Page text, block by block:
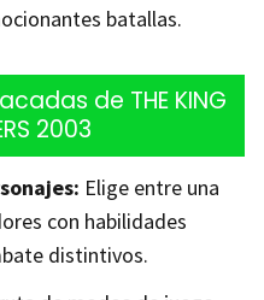
batallas.
de THE KING
2003
Elige entre una
con habilidades
distintivos.